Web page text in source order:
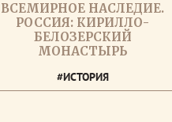
ВСЕМИРНОЕ НАСЛЕДИЕ.
РОССИЯ: КИРИЛЛО-
БЕЛОЗЕРСКИЙ
МОНАСТЫРЬ
#ИСТОРИЯ